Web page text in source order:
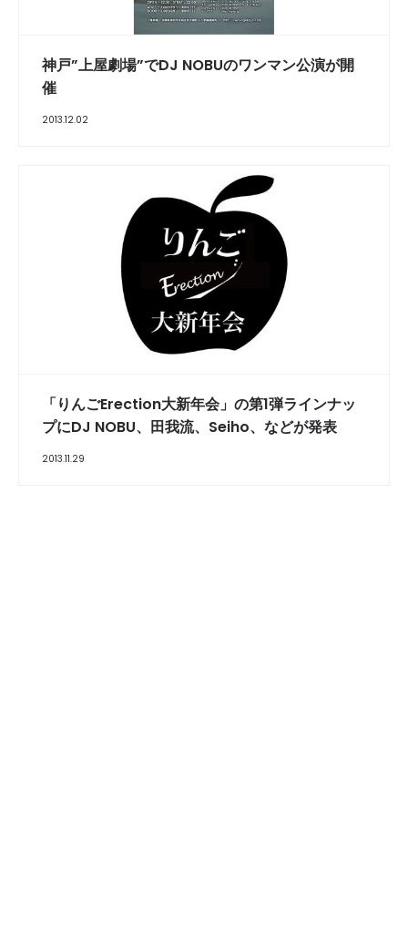
神戸”上屋劇場”でDJ NOBUのワンマン公演が開
催
2013.12.02
「りんごErection大新年会」の第1弾ラインナッ
プにDJ NOBU、田我流、Seiho、などが発表
2013.11.29